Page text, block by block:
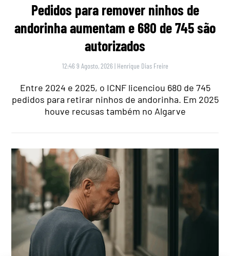
Pedidos para remover ninhos de
andorinha aumentam e 680 de 745 são
autorizados
12:46 9 Agosto, 2026 | Henrique Dias Freire
Entre 2024 e 2025, o ICNF licenciou 680 de 745
pedidos para retirar ninhos de andorinha. Em 2025
houve recusas também no Algarve